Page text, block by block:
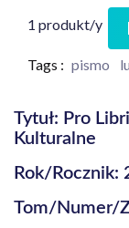
1 produkt/y
Tags : pismo
Tytuł: Pro
Kulturalne
Rok/Rocznik:
Tom/Numer/